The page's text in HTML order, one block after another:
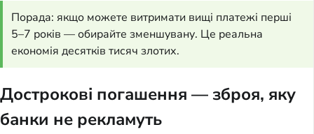
Порада: якщо можете витримати вищі платежі перші
5–7 років — обирайте зменшувану. Це реальна
економія десятків тисяч злотих.
Дострокові погашення — зброя, яку
банки не рекламуть